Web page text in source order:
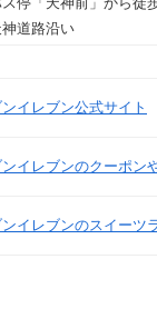
神道路沿い
イレブン公式サイト
ンイレブンのクーポン
ンイレブンのスイーツ